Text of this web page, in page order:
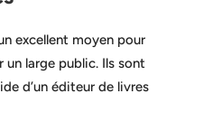
excellent moyen pour
un large public. Ils sont
d’un éditeur de livres